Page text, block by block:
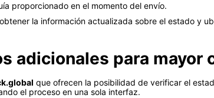
proporcionado en el momento del envío.
la información actualizada sobre el estado y
adicionales para mayor
que ofrecen la posibilidad de verificar el
el proceso en una sola interfaz.